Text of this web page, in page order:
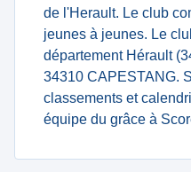
de l'Herault. Le club
jeunes à jeunes. Le
département Hérault
34310 CAPESTANG.
classements et
équipe du grâce à